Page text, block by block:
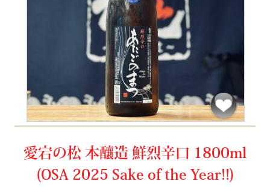
愛宕の松 本釀造 鮮烈辛口 1800ml
(OSA 2025 Sake of the Year!!)